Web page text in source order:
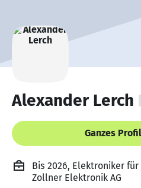
Alexander Lerch
Ganzes
Bis 2026, Elektroniker
Zollner Elektronik AG